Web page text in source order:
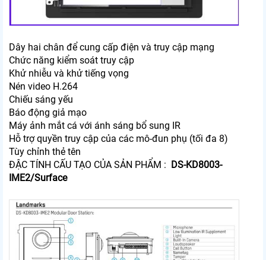
Dây hai chân để cung cấp điện và truy cập mạng
Chức năng kiểm soát truy cập
Khử nhiễu và khử tiếng vọng
Nén video H.264
Chiếu sáng yếu
Báo động giả mạo
Máy ảnh mắt cá với ánh sáng bổ sung IR
Hỗ trợ quyền truy cập của các mô-đun phụ (tối đa 8)
Tùy chỉnh thẻ tên
ĐẬC TÍNH CẤU TẠO CỦA SẢN PHẨM : DS-KD8003-
IME2/Surface